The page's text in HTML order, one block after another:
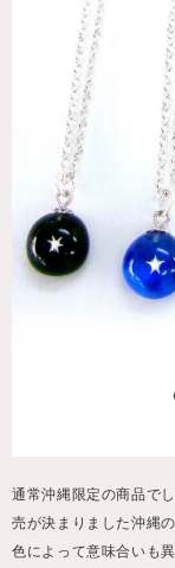
通常沖縄限定の商品で
売が決まりました沖縄
色によって意味合いも